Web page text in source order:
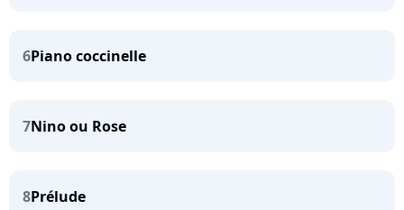
6Piano coccinelle
7Nino ou Rose
8Prélude